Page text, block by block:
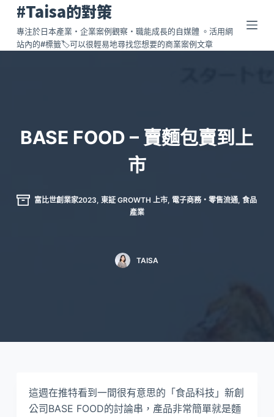
跳
至
主
#Taisa的對策
專注於日本產業・企業案例觀察・職能成長的自媒體 。活用網
站內的#標籤🏷️可以很輕易地尋找您想要的商業案例文章
BASE FOOD – 賣麵包賣到上
市
富比世創業家2023,東証 GROWTH 上市, 電子商務・零售流通,食品
產業
TAISA
這週在推特看到一間很有意思的「食品科技」新創
公司BASE FOOD的討論串，產品非常簡單就是麵